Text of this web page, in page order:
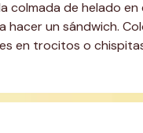
colmada de helado
hacer un sándwich.
en trocitos o